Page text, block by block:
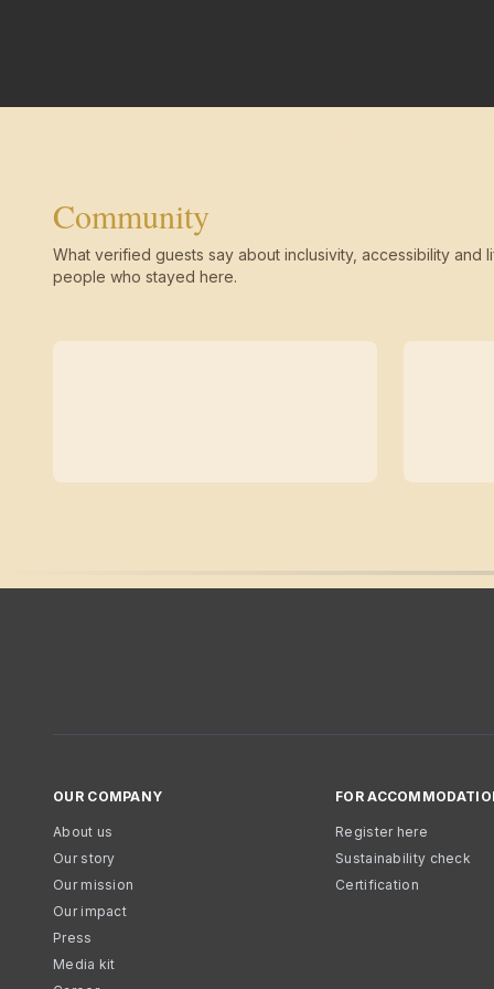
Community
What verified guests say about inclusivity, accessibility and
people who stayed here.
OUR COMPANY
About us
Our story
Our mission
Our impact
Press
Media kit
FOR
Register here
Sustainability check
Certification